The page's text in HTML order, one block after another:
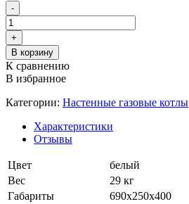
-
+
В корзину
К сравнению
В избранное
Категории: Настенные газовые котлы
Характеристики
Отзывы
Цвет
белый
Вес
29 кг
Габариты
690х250х400